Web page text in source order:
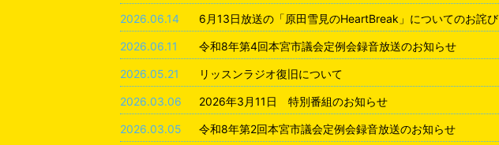
2026.06.14 6月13日放送の「原田雪見のHeartBreak」についてのお詫び
2026.06.11 令和8年第4回本宮市議会定例会録音放送のお知らせ
2026.05.21 リッスンラジオ復旧について
2026.03.06 2026年3月11日 特別番組のお知らせ
2026.03.05 令和8年第2回本宮市議会定例会録音放送のお知らせ